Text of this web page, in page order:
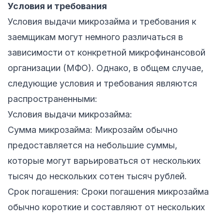
Условия и требования
Условия выдачи микрозайма и требования к
заемщикам могут немного различаться в
зависимости от конкретной микрофинансовой
организации (МФО). Однако, в общем случае,
следующие условия и требования являются
распространенными:
Условия выдачи микрозайма:
Сумма микрозайма: Микрозайм обычно
предоставляется на небольшие суммы,
которые могут варьироваться от нескольких
тысяч до нескольких сотен тысяч рублей.
Срок погашения: Сроки погашения микрозайма
обычно короткие и составляют от нескольких